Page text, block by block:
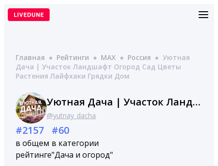
Перейти
Главная ● Рейтинги ● MAX ● Россия ● Уютная
Дача | Участок Ландшафт Огород Сад Цветы
Растения Лайфхаки Грядки Дом
Уютная Дача | Участок Ландшафт Огород Сад Цветы Растения Лайфхаки Грядки Дом
@yutnay_dacha
#2157
в общем
рейтинге
#60
в категории
"Дача и огород"